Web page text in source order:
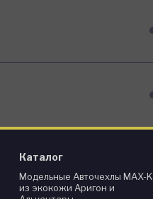
Каталог
Модельные Авточехлы MAX-K
из экокожи Аригон и